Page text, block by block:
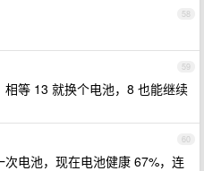
58
59
等 13 就换个电池，8 也能继续
60
电池，现在电池健康 67%，连